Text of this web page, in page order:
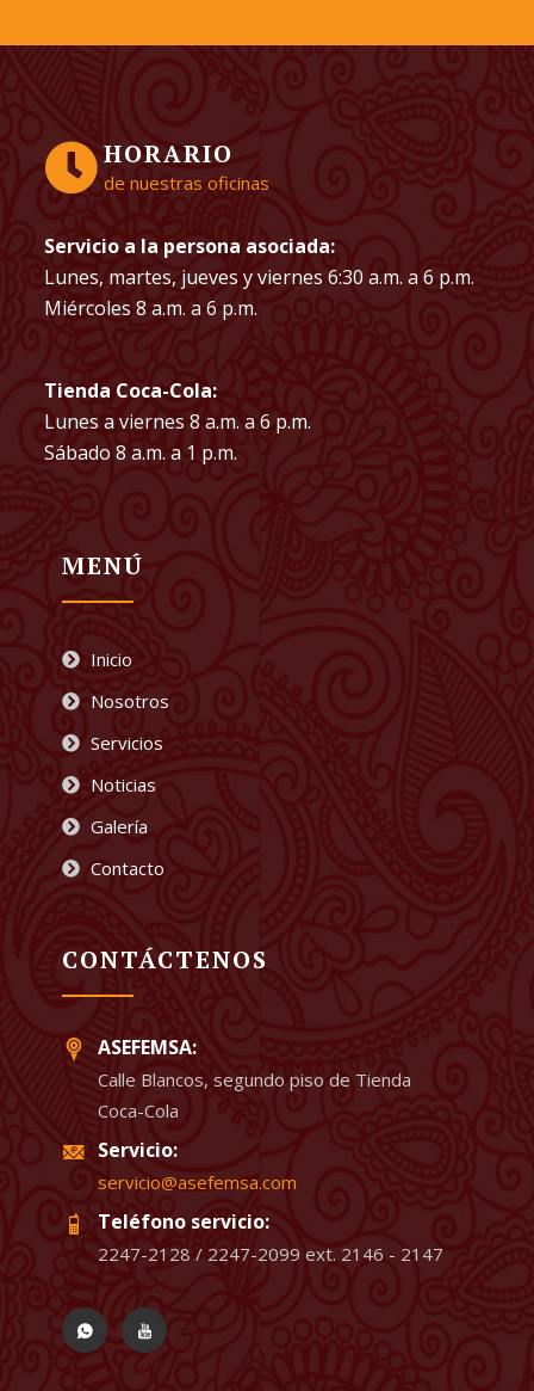
HORARIO
de nuestras oficinas
Servicio a la persona asociada:
Lunes, martes, jueves y viernes 6:30 a.m. a 6 p.m.
Miércoles 8 a.m. a 6 p.m.
Tienda Coca-Cola:
Lunes a viernes 8 a.m. a 6 p.m.
Sábado 8 a.m. a 1 p.m.
MENÚ
Inicio
Nosotros
Servicios
Noticias
Galería
Contacto
CONTÁCTENOS
ASEFEMSA:
Calle Blancos, segundo piso de Tienda
Coca-Cola
Servicio:
servicio@asefemsa.com
Teléfono servicio:
2247-2128 / 2247-2099 ext. 2146 - 2147